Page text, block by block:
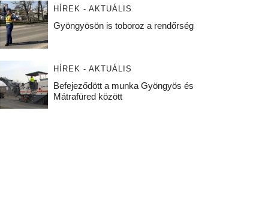
HÍREK - AKTUÁLIS
Gyöngyösön is toboroz a rendőrség
HÍREK - AKTUÁLIS
Befejeződött a munka Gyöngyös és
Mátrafüred között